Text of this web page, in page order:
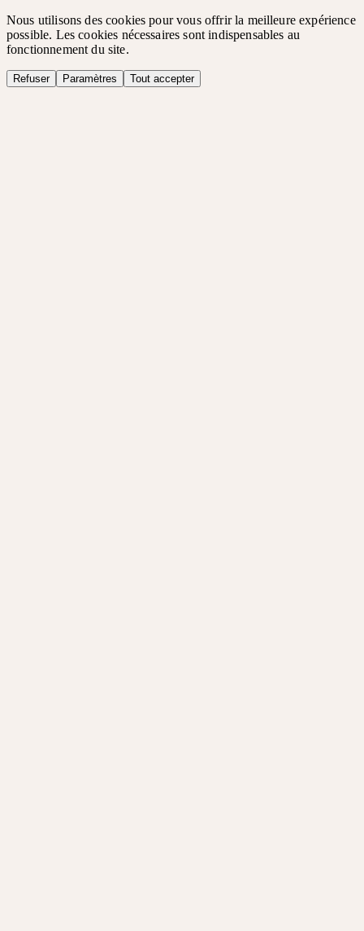
Nous utilisons des cookies pour vous offrir la meilleure expérience
possible. Les cookies nécessaires sont indispensables au
fonctionnement du site.
Refuser Paramètres Tout accepter